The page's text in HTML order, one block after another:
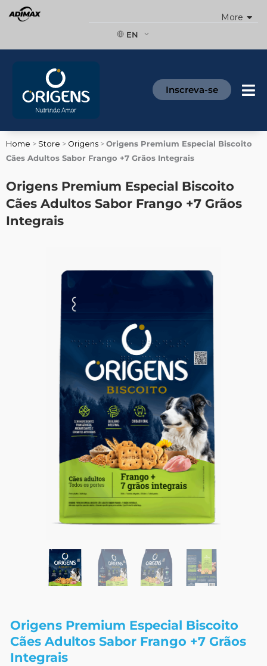
More
EN
Inscreva-se
Home > Store > Origens > Origens Premium Especial Biscoito
Cães Adultos Sabor Frango +7 Grãos Integrais
Origens Premium Especial Biscoito
Cães Adultos Sabor Frango +7 Grãos
Integrais
Origens Premium Especial Biscoito
Cães Adultos Sabor Frango +7 Grãos
Integrais